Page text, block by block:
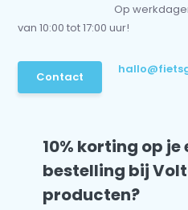
Op
van 10:00 tot 17:00 uur!
Contact
10% korting op je
bestelling bij
producten?